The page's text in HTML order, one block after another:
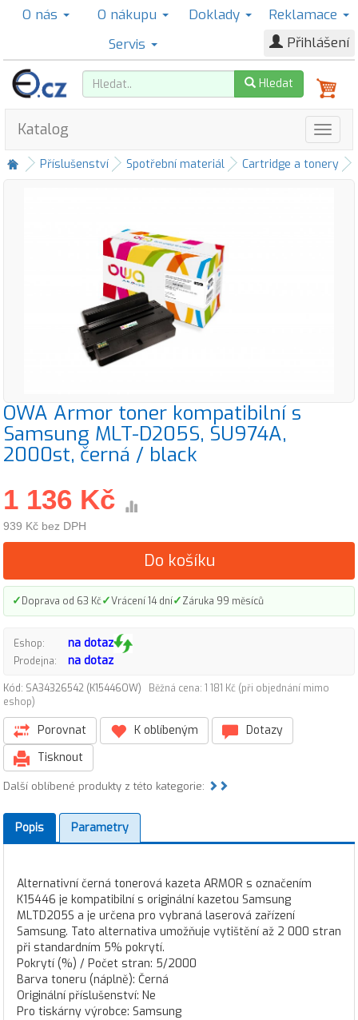
O nás O nákupu Doklady
Reklamace
Servis
Přihlášení
Hledat
Katalog
Příslušenství Spotřební materiál Cartridge a tonery
OWA Armor toner kompatibilní s
Samsung MLT-D205S, SU974A,
2000st, černá / black
1 136 Kč
939 Kč bez DPH
Do košíku
✓Doprava od 63 Kč✓Vrácení 14 dní✓Záruka 99 měsíců
Eshop: na dotaz
Prodejna: na dotaz
Kód: SA34326542 (K15446OW)
Běžná cena: 1 181 Kč (při objednání mimo
eshop)
Porovnat K oblíbeným
Dotazy
Tisknout
Další oblíbené produkty z této kategorie:
Popis Parametry
Alternativní černá tonerová kazeta ARMOR s označením
K15446 je kompatibilní s originální kazetou Samsung
MLTD205S a je určena pro vybraná laserová zařízení
Samsung. Tato alternativa umožňuje vytištění až 2 000 stran
při standardním 5% pokrytí.
Pokrytí (%) / Počet stran: 5/2000
Barva toneru (náplně): Černá
Originální příslušenství: Ne
Pro tiskárny výrobce: Samsung